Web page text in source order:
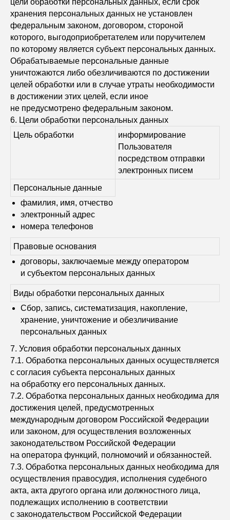
цели обработки персональных данных, если срок
хранения персональных данных не установлен
федеральным законом, договором, стороной
которого, выгодоприобретателем или поручителем
по которому является субъект персональных данных.
Обрабатываемые персональные данные
уничтожаются либо обезличиваются по достижении
целей обработки или в случае утраты необходимости
в достижении этих целей, если иное
не предусмотрено федеральным законом.
6. Цели обработки персональных данных
Цель обработки
информирование
Пользователя
посредством отправки
электронных писем
Персональные данные
фамилия, имя, отчество
электронный адрес
номера телефонов
Правовые основания
договоры, заключаемые между оператором
и субъектом персональных данных
Виды обработки персональных данных
Сбор, запись, систематизация, накопление,
хранение, уничтожение и обезличивание
персональных данных
7. Условия обработки персональных данных
7.1. Обработка персональных данных осуществляется
с согласия субъекта персональных данных
на обработку его персональных данных.
7.2. Обработка персональных данных необходима для
достижения целей, предусмотренных
международным договором Российской Федерации
или законом, для осуществления возложенных
законодательством Российской Федерации
на оператора функций, полномочий и обязанностей.
7.3. Обработка персональных данных необходима для
осуществления правосудия, исполнения судебного
акта, акта другого органа или должностного лица,
подлежащих исполнению в соответствии
с законодательством Российской Федерации